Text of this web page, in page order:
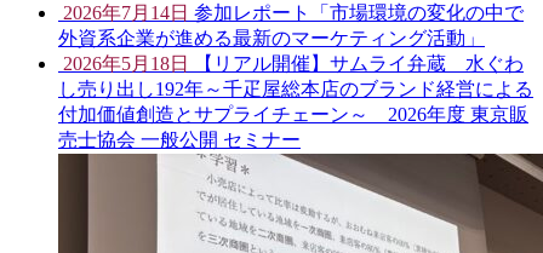
2026年7月14日 参加レポート「市場環境の変化の中で
外資系企業が進める最新のマーケティング活動」
2026年5月18日
【リアル開催】サムライ弁蔵 水ぐわ
し売り出し192年～千疋屋総本店のブランド経営による
付加価値創造とサプライチェーン～ 2026年度 東京販
売士協会 一般公開 セミナー